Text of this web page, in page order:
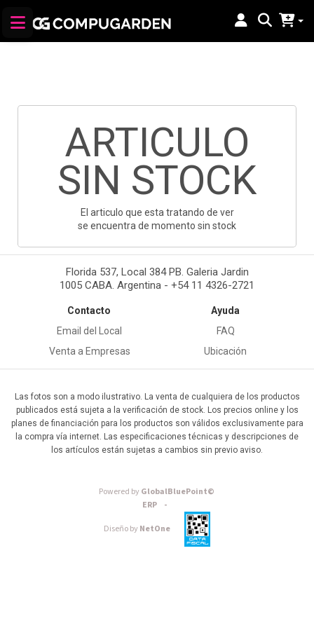
ARTICULO
SIN STOCK
El articulo que esta tratando de ver
se encuentra de momento sin stock
Florida 537, Local 384 PB. Galeria Jardin
1005 CABA. Argentina - +54 11 4326-2721
Contacto
Email del Local
Venta a Empresas
Ayuda
FAQ
Ubicación
Las fotos son a modo ilustrativo. La venta de cualquiera de los productos
publicados está sujeta a la verificación de stock. Los precios online y los
planes de financiación para los productos son válidos exclusivamente para
la compra vía internet. Las especificaciones técnicas y descripciones de
los artículos están sujetas a cambios sin previo aviso.
Powered byGlobalBluePoint©
ERP -
Diseño byNetOne